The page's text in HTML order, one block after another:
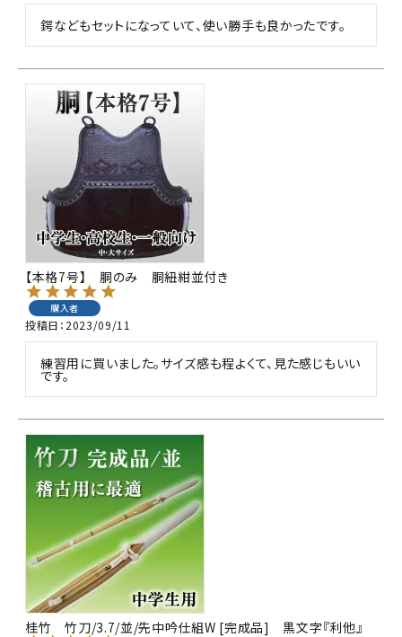
鍔などもセットになっていて、使い勝手も良かったです。
【本格7号】 胴のみ 胴紐紺並付き
購入者
投稿日 2023/09/11
練習用に買いました。サイズ感も程よくて、見た感じもいい
です。
桂竹 竹刀/3.7/並/先中吟仕組W [完成品] 黒文字『利他』